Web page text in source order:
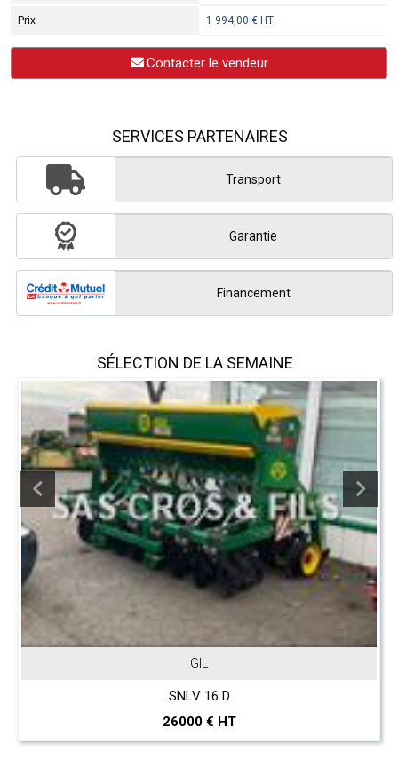
Prix 1 994,00 € HT
Contacter le vendeur
SERVICES PARTENAIRES
Transport
Garantie
Financement
SÉLECTION DE LA SEMAINE
GIL
SNLV 16 D
26000 € HT